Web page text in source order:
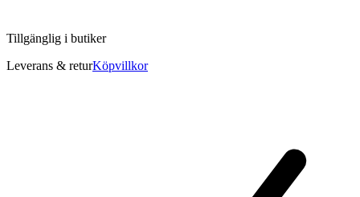
Tillgänglig i butiker
Leverans & returKöpvillkor